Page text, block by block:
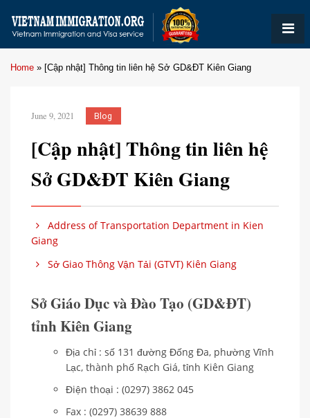
Home » [Cập nhật] Thông tin liên hệ Sở GD&ĐT Kiên Giang
June 9, 2021 Blog
[Cập nhật] Thông tin liên hệ
Sở GD&ĐT Kiên Giang
Address of Transportation Department in Kien
Giang
Sở Giao Thông Vận Tải (GTVT) Kiên Giang
Sở Giáo Dục và Đào Tạo (GD&ĐT)
tỉnh Kiên Giang
Địa chỉ : số 131 đường Đống Đa, phường Vĩnh
Lạc, thành phố Rạch Giá, tỉnh Kiên Giang
Điện thoại : (0297) 3862 045
Fax : (0297) 38639 888